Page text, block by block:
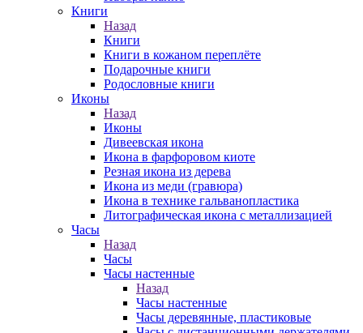
Книги
Назад
Книги
Книги в кожаном переплёте
Подарочные книги
Родословные книги
Иконы
Назад
Иконы
Дивеевская икона
Икона в фарфоровом киоте
Резная икона из дерева
Икона из меди (гравюра)
Икона в технике гальванопластика
Литографическая икона с металлизацией
Часы
Назад
Часы
Часы настенные
Назад
Часы настенные
Часы деревянные, пластиковые